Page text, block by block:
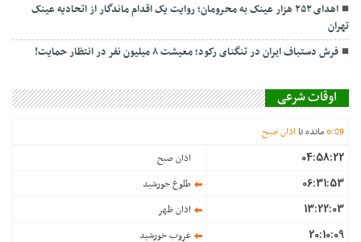
اهدای ۲۵۲ هزار عینک به محرومان؛ روایت یک اقدام ماندگار از اتحادیه عینک
تهران
فرش دستباف ایران در تنگنای رکود؛ معیشت ۸ میلیون نفر در انتظار حمایت!
اوقات شرعی
6:89 مانده تا اذان صبح
04:58:22 اذان صبح
06:31:53 طلوع خورشید
13:22:03 اذان ظهر
20:10:09 غروب خورشید